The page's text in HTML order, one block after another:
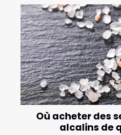
Où acheter des
alcalins de